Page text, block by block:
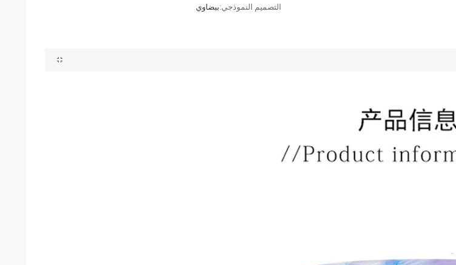
التصميم النموذجي:بيضاوي